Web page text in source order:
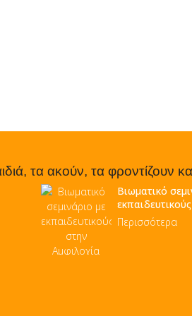
τα ακούν, τα φροντίζουν
Βιωματικό
Περισσότερα